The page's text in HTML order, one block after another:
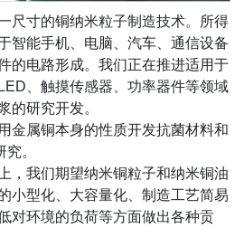
尺寸的铜纳米粒子制造技术。所得
智能手机、电脑、汽车、通信设备
的电路形成。我们正在推进适用于
、触摸传感器、功率器件等领域
的研究开发。
金属铜本身的性质开发抗菌材料和
。
，我们期望纳米铜粒子和纳米铜油
小型化、大容量化、制造工艺简易
对环境的负荷等方面做出各种贡